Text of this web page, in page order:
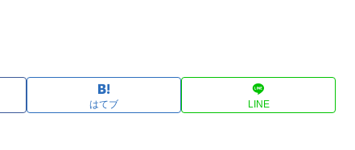
はてブ LINE